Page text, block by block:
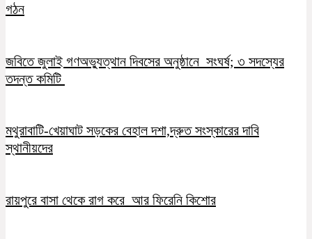
গঠন
জবিতে জুলাই গণঅভ্যুত্থান দিবসের অনুষ্ঠানে সংঘর্ষ; ৩ সদস্যের
তদন্ত কমিটি
মথুরাবাটি-খেয়াঘাট সড়কের বেহাল দশা,দ্রুত সংস্কারের দাবি
স্থানীয়দের
রায়পুরে বাসা থেকে রাগ করে আর ফিরেনি কিশোর